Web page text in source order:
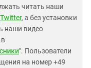
читать наши
Twitter, а без установки
наши видео
в
". Пользователи
на номер +49